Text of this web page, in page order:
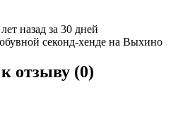
назад за 30 дней
секонд-хенде на Выхино
отзыву (0)